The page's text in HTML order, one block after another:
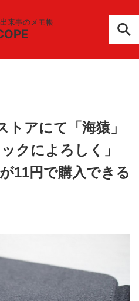
来事のメモ帳
アにて「海猿」
クによろしく」
11円で購入できる